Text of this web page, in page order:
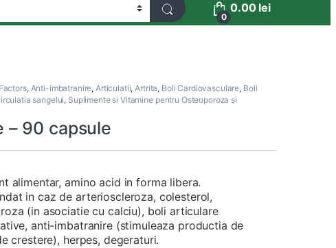
0
0.00 lei
, Anti-imbatranire,Articulatii,Artrita, Boli Cardiovasculare, Boli
sangelui, Suplimente si Vitamine pentru Osteoporoza si
– 90 capsule
alimentar, amino acid in forma libera.
in caz de arterioscleroza, colesterol,
(in asociatie cu calciu), boli articulare
anti-imbatranire (stimuleaza productia de
crestere), herpes, degeraturi.